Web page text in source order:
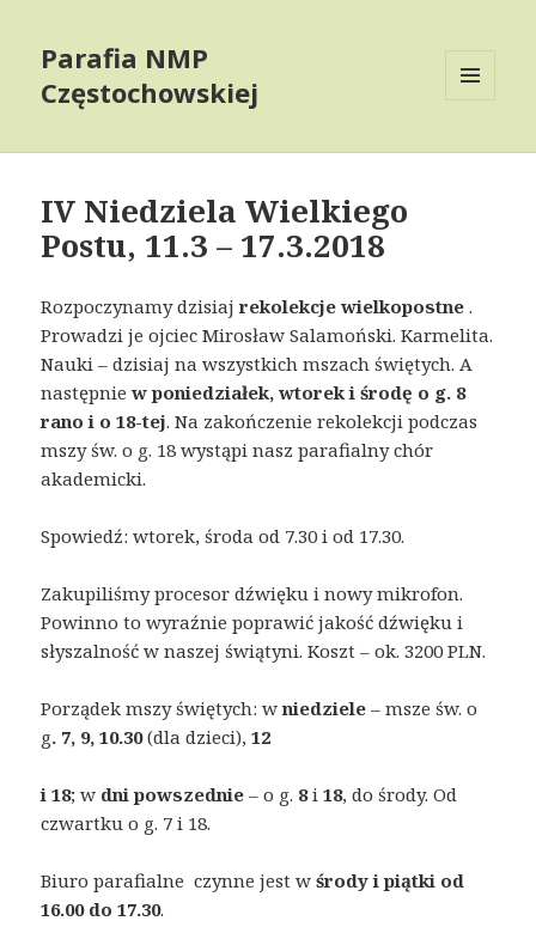
Parafia NMP
Częstochowskiej
WIDGETS
IV Niedziela Wielkiego
Postu, 11.3 – 17.3.2018
Rozpoczynamy dzisiajrekolekcje wielkopostne .
Prowadzi je ojciec Mirosław Salamoński. Karmelita.
Nauki – dzisiaj na wszystkich mszach świętych. A
następniew poniedziałek, wtorek i środę o g. 8
rano i o 18-tej. Na zakończenie rekolekcji podczas
mszy św. o g. 18 wystąpi nasz parafialny chór
akademicki.
Spowiedź: wtorek, środa od 7.30 i od 17.30.
Zakupiliśmy procesor dźwięku i nowy mikrofon.
Powinno to wyraźnie poprawić jakość dźwięku i
słyszalność w naszej świątyni. Koszt – ok. 3200 PLN.
Porządek mszy świętych: wniedziele – msze św. o
g. 7, 9, 10.30(dla dzieci),12
i 18; w dni powszednie – o g. 8i18, do środy. Od
czwartku o g. 7 i 18.
Biuro parafialne czynne jest wśrody i piątki od
16.00 do 17.30.